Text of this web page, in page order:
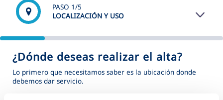
TU SERVICIO
VER TODAS LAS GESTIONES
PASO 1/5
LOCALIZACIÓN Y USO
¿Dónde deseas realizar el alta?
Lo primero que necesitamos saber es la ubicación donde
debemos dar servicio.